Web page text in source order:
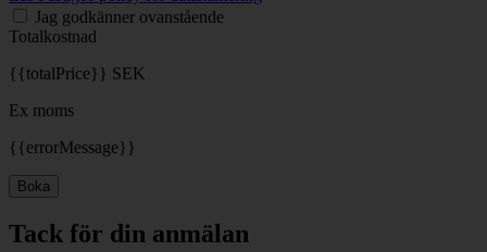
Jag godkänner ovanstående
Totalkostnad
{{totalPrice}} SEK
Ex moms
{{errorMessage}}
Boka
Tack för din anmälan